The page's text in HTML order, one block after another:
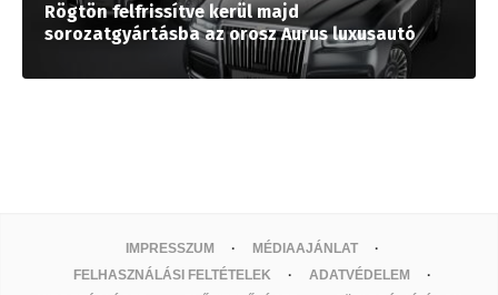
Rögtön felfrissítve kerül majd
sorozatgyártásba az orosz Aurus luxusautó
IMPRESSZUM
MÉDIAAJÁNLAT
FELHASZNÁLÁSI FELTÉTELEK
ADATVÉDELEM